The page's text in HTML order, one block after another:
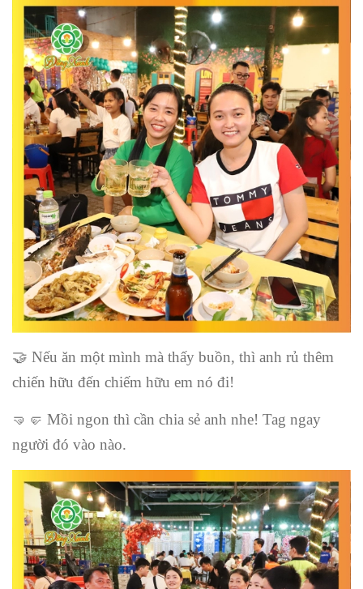
🤝 Nếu ăn một mình mà thấy buồn, thì anh rủ thêm
chiến hữu đến chiếm hữu em nó đi!
🤜🤛 Mồi ngon thì cần chia sẻ anh nhe! Tag ngay
người đó vào nào.